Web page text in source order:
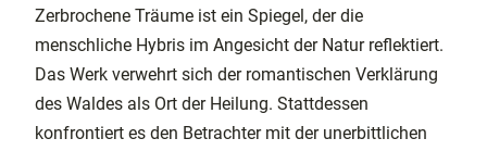
Zerbrochene Träume ist ein Spiegel, der die
menschliche Hybris im Angesicht der Natur reflektiert.
Das Werk verwehrt sich der romantischen Verklärung
des Waldes als Ort der Heilung. Stattdessen
konfrontiert es den Betrachter mit der unerbittlichen